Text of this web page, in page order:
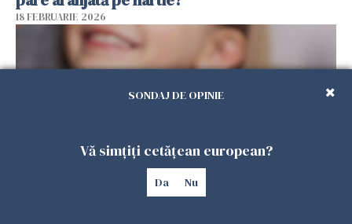
18 FEBRUARIE 2026
SONDAJ DE OPINIE
Vă simțiți cetățean european?
Da Nu